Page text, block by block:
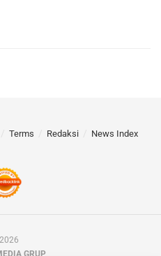
Terms Redaksi News Index
GRUP